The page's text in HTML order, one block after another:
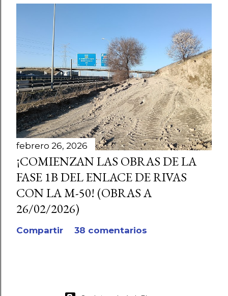
febrero 26, 2026
¡COMIENZAN LAS OBRAS DE LA
FASE 1B DEL ENLACE DE RIVAS
CON LA M-50! (OBRAS A
26/02/2026)
Compartir 38 comentarios